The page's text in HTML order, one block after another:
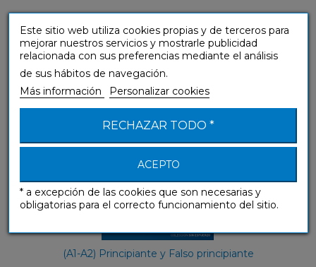
El alemán (libro solo)
Sin Esfuerzo
(A1-A2) Principiante y Falso principiante
Este sitio web utiliza cookies propias y de terceros para
mejorar nuestros servicios y mostrarle publicidad
relacionada con sus preferencias mediante el análisis
de sus hábitos de navegación.
Más información
Personalizar cookies
RECHAZAR TODO *
ACEPTO
* a excepción de las cookies que son necesarias y
obligatorias para el correcto funcionamiento del sitio.